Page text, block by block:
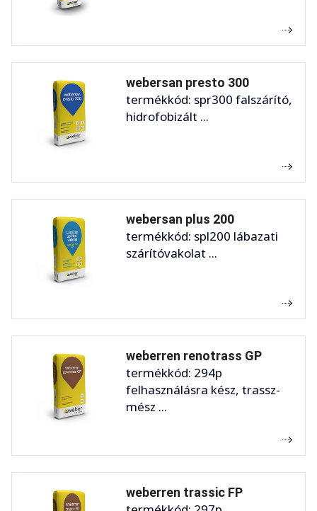
webersan presto 300
termékkód: spr300 falszárító,
hidrofobizált ...
webersan plus 200
termékkód: spl200 lábazati
szárítóvakolat ...
weberren renotrass GP
termékkód: 294p
felhasználásra kész, trassz-
mész ...
weberren trassic FP